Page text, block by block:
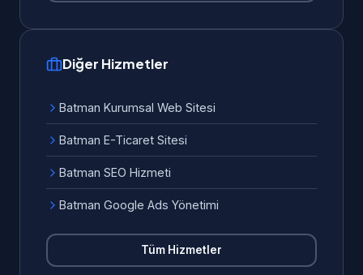
Diğer Hizmetler
Batman Kurumsal Web Sitesi
Batman E-Ticaret Sitesi
Batman SEO Hizmeti
Batman Google Ads Yönetimi
Tüm Hizmetler